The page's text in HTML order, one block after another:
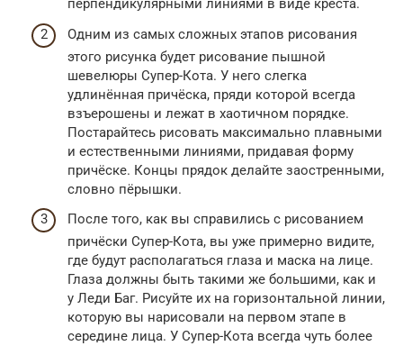
перпендикулярными линиями в виде креста.
Одним из самых сложных этапов рисования
этого рисунка будет рисование пышной
шевелюры Супер-Кота. У него слегка
удлинённая причёска, пряди которой всегда
взъерошены и лежат в хаотичном порядке.
Постарайтесь рисовать максимально плавными
и естественными линиями, придавая форму
причёске. Концы прядок делайте заостренными,
словно пёрышки.
После того, как вы справились с рисованием
причёски Супер-Кота, вы уже примерно видите,
где будут располагаться глаза и маска на лице.
Глаза должны быть такими же большими, как и
у Леди Баг. Рисуйте их на горизонтальной линии,
которую вы нарисовали на первом этапе в
середине лица. У Супер-Кота всегда чуть более